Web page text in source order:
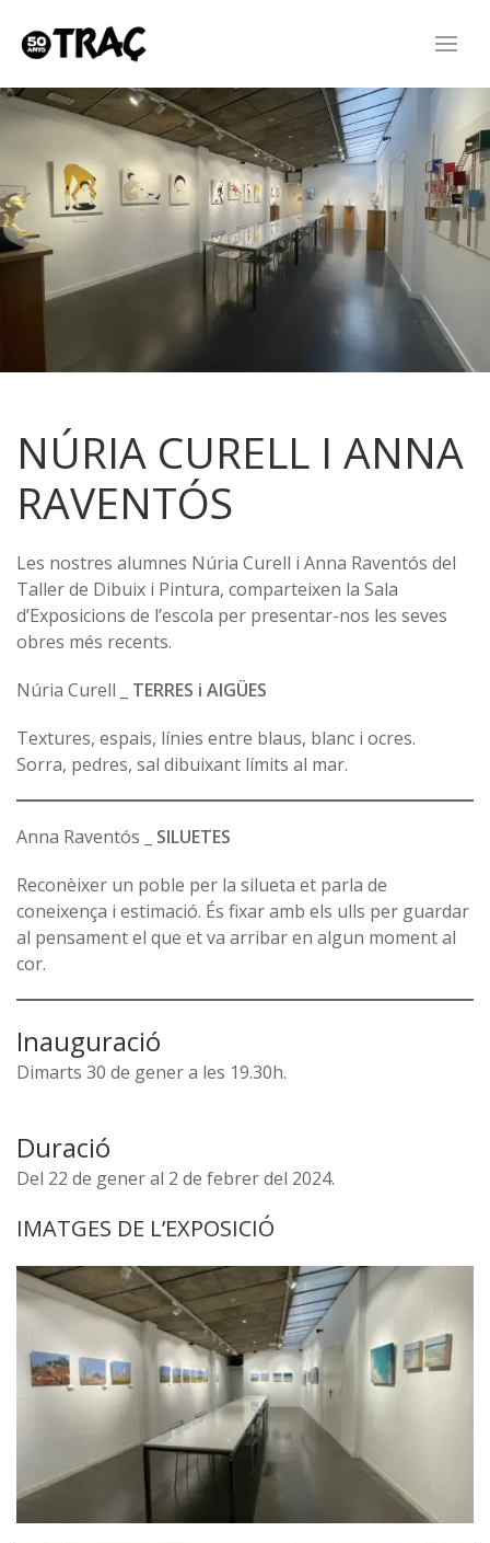
NÚRIA CURELL I ANNA
RAVENTÓS
Les nostres alumnes Núria Curell i Anna Raventós del
Taller de Dibuix i Pintura, comparteixen la Sala
d’Exposicions de l’escola per presentar-nos les seves
obres més recents.
Núria Curell _ TERRES i AIGÜES
Textures, espais, línies entre blaus, blanc i ocres.
Sorra, pedres, sal dibuixant límits al mar.
Anna Raventós _ SILUETES
Reconèixer un poble per la silueta et parla de
coneixença i estimació. És fixar amb els ulls per guardar
al pensament el que et va arribar en algun moment al
cor.
Inauguració
Dimarts 30 de gener a les 19.30h.
Duració
Del 22 de gener al 2 de febrer del 2024.
IMATGES DE L’EXPOSICIÓ